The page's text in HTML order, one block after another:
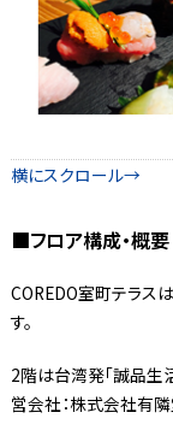
■フロア構成・概要
COREDO室町テラス
す。
2階は台湾発「誠品生
営会社：株式会社有隣